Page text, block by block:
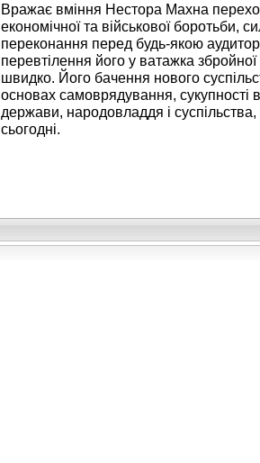
Вражає вміння Нестора Махна
економічної та військової боротьби,
переконання перед будь-якою
перевтілення його у ватажка
швидко. Його бачення нового
основах самоврядування, сукупності
держави, народовладдя і
сьогодні.